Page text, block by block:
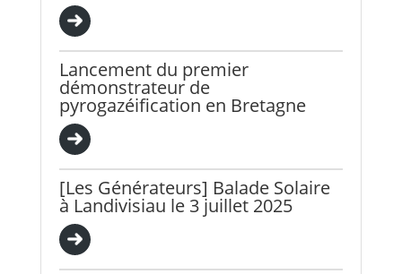
Lancement du premier
démonstrateur de
pyrogazéification en Bretagne
[Les Générateurs] Balade Solaire
à Landivisiau le 3 juillet 2025